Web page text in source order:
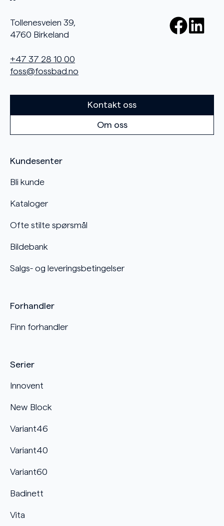
Tollenesveien 39,
4760 Birkeland
+47 37 28 10 00
foss@fossbad.no
Serier
Innovent
New Block
Variant46
Variant40
Variant60
Badinett
Vita
Kundesenter
Bli kunde
Kataloger
Ofte stilte spørsmål
Bildebank
Salgs- og leveringsbetingelser
Forhandler
Finn forhandler
Kontakt oss
Om oss